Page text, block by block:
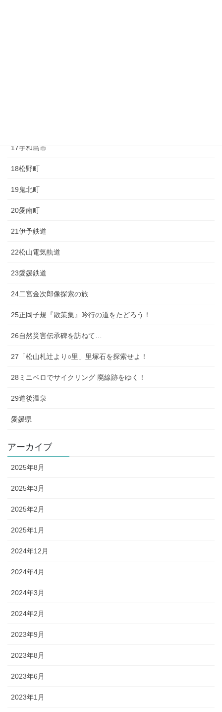
17宇和島市
18松野町
19鬼北町
20愛南町
21伊予鉄道
22松山電気軌道
23愛媛鉄道
24二宮金次郎像探索の旅
25正岡子規『散策集』吟行の道をたどろう！
26自然災害伝承碑を訪ねて…
27「松山札辻より○里」里塚石を探索せよ！
28ミニベロでサイクリング 廃線跡をゆく！
29道後温泉
愛媛県
アーカイブ
2025年8月
2025年3月
2025年2月
2025年1月
2024年12月
2024年4月
2024年3月
2024年2月
2023年9月
2023年8月
2023年6月
2023年1月